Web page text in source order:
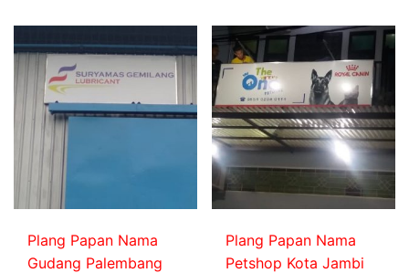
Plang Papan Nama
Gudang Palembang
Plang Papan Nama
Petshop Kota Jambi